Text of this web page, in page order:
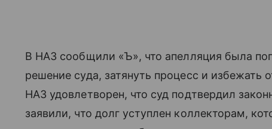
В НАЗ сообщили «Ъ», что апелляция была
решение суда, затянуть процесс и избежать
НАЗ удовлетворен, что суд подтвердил
заявили, что долг уступлен коллекторам,